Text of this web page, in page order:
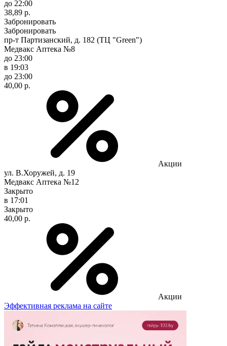
до 22:00
38,89 р.
Забронировать
Забронировать
пр-т Партизанский, д. 182 (ТЦ "Green")
Медвакс Аптека №8
до 23:00
в 19:03
до 23:00
40,00 р.
Акции
ул. В.Хоружей, д. 19
Медвакс Аптека №12
Закрыто
в 17:01
Закрыто
40,00 р.
Акции
Эффективная реклама на сайте